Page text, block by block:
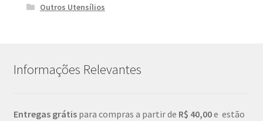
Outros Utensílios
Informações Relevantes
Entregas grátis para compras a partir de R$ 40,00e estão